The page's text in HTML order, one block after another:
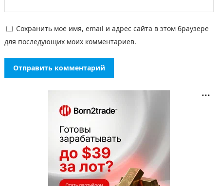
Сохранить моё имя, email и адрес сайта в этом браузере
для последующих моих комментариев.